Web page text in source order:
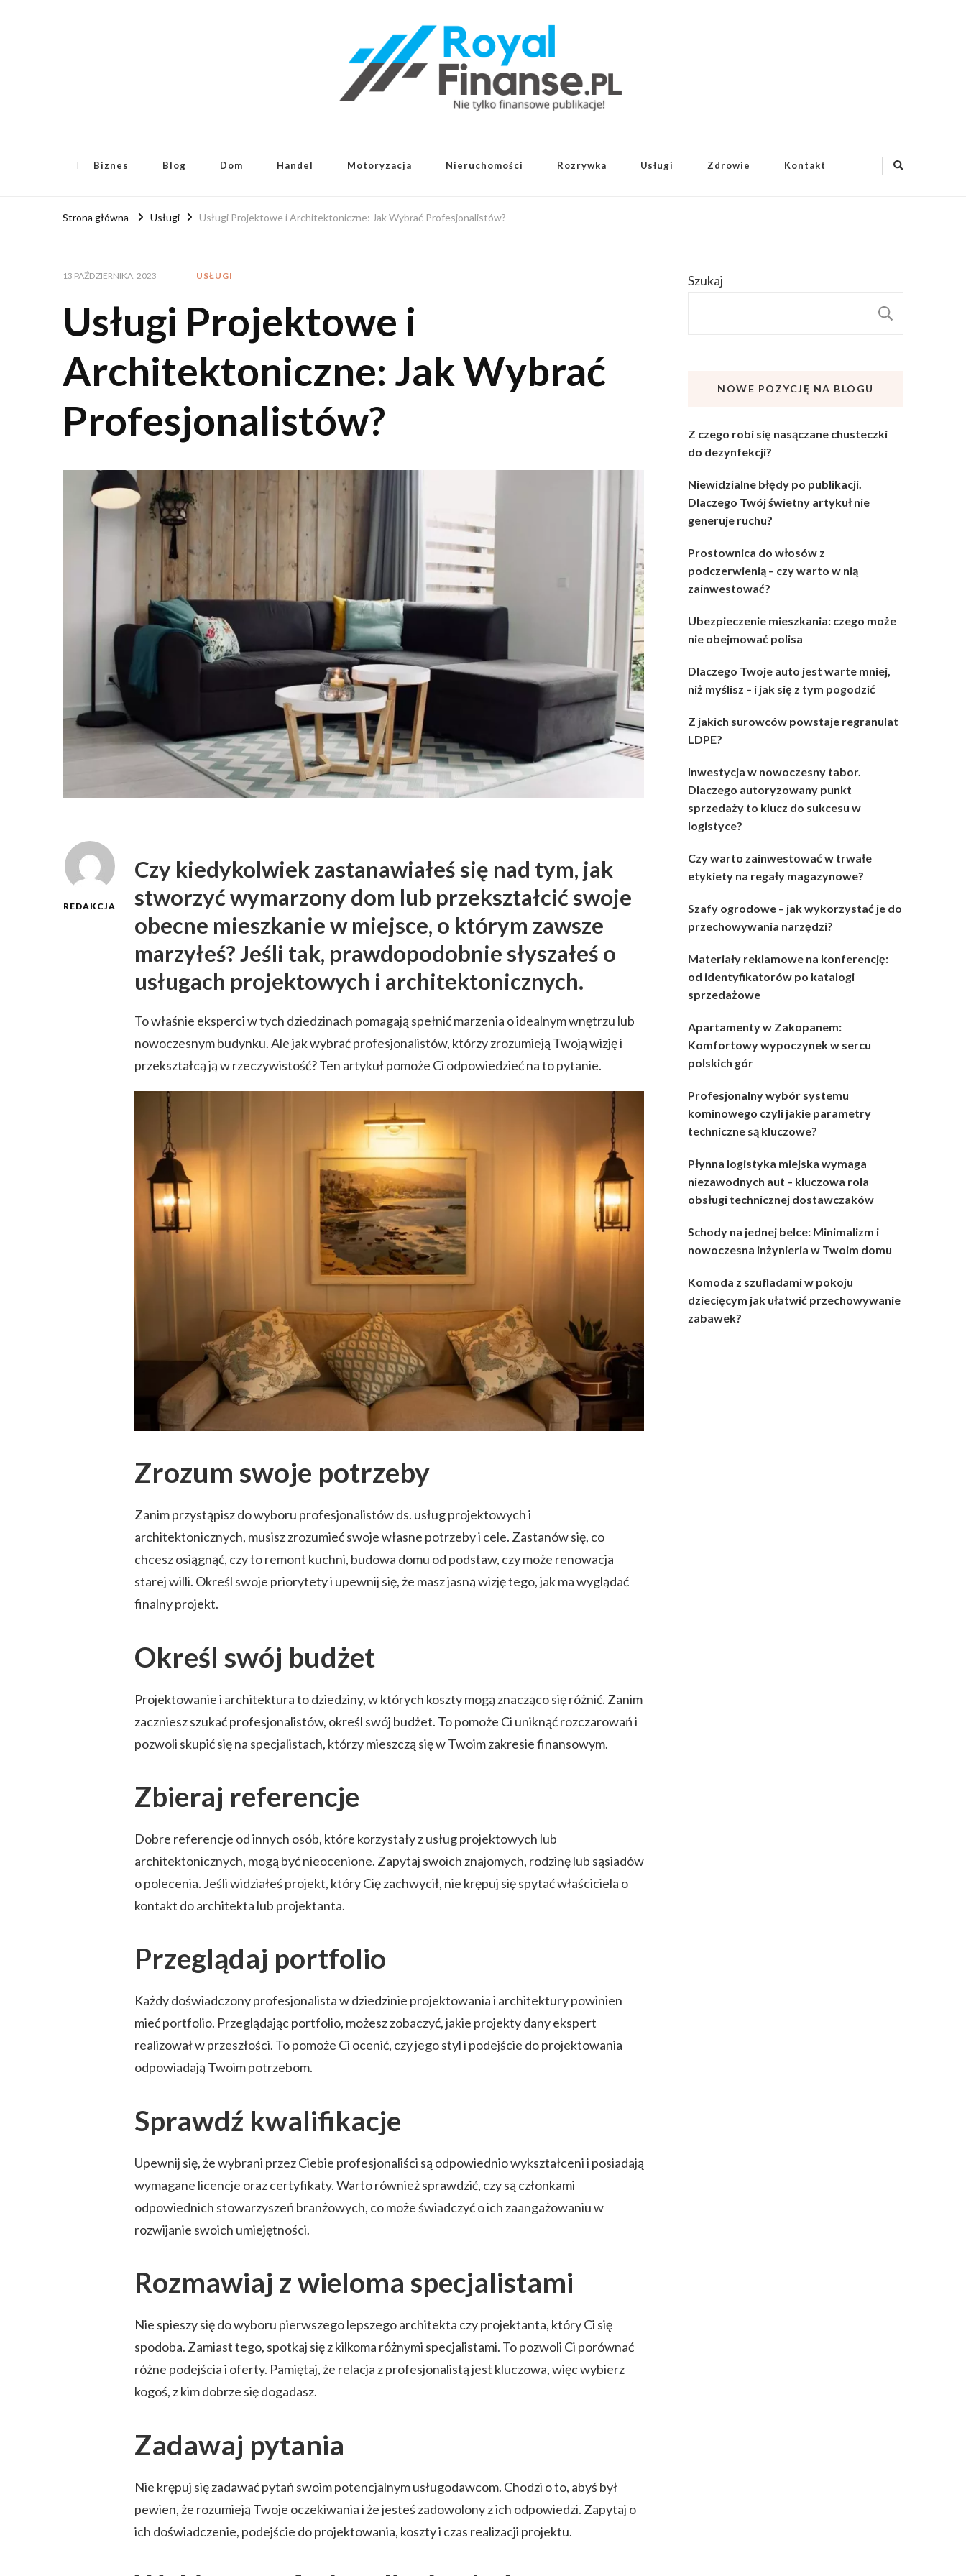
Biznes Blog Dom Handel Motoryzacja Nieruchomości Rozrywka Usługi Zdrowie Kontakt
Strona główna Usługi Usługi Projektowe i Architektoniczne: Jak Wybrać Profesjonalistów?
13 PAŹDZIERNIKA, 2023 USŁUGI
Usługi Projektowe i
Architektoniczne: Jak Wybrać
Profesjonalistów?
REDAKCJA
Czy kiedykolwiek zastanawiałeś się nad tym, jak
stworzyć wymarzony dom lub przekształcić swoje
obecne mieszkanie w miejsce, o którym zawsze
marzyłeś? Jeśli tak, prawdopodobnie słyszałeś o
usługach projektowych i architektonicznych.
To właśnie eksperci w tych dziedzinach pomagają spełnić marzenia o idealnym wnętrzu lub
nowoczesnym budynku. Ale jak wybrać profesjonalistów, którzy zrozumieją Twoją wizję i
przekształcą ją w rzeczywistość? Ten artykuł pomoże Ci odpowiedzieć na to pytanie.
Zrozum swoje potrzeby
Zanim przystąpisz do wyboru profesjonalistów ds. usług projektowych i
architektonicznych, musisz zrozumieć swoje własne potrzeby i cele. Zastanów się, co
chcesz osiągnąć, czy to remont kuchni, budowa domu od podstaw, czy może renowacja
starej willi. Określ swoje priorytety i upewnij się, że masz jasną wizję tego, jak ma wyglądać
finalny projekt.
Określ swój budżet
Projektowanie i architektura to dziedziny, w których koszty mogą znacząco się różnić. Zanim
zaczniesz szukać profesjonalistów, określ swój budżet. To pomoże Ci uniknąć rozczarowań i
pozwoli skupić się na specjalistach, którzy mieszczą się w Twoim zakresie finansowym.
Zbieraj referencje
Dobre referencje od innych osób, które korzystały z usług projektowych lub
architektonicznych, mogą być nieocenione. Zapytaj swoich znajomych, rodzinę lub sąsiadów
o polecenia. Jeśli widziałeś projekt, który Cię zachwycił, nie krępuj się spytać właściciela o
kontakt do architekta lub projektanta.
Przeglądaj portfolio
Każdy doświadczony profesjonalista w dziedzinie projektowania i architektury powinien
mieć portfolio. Przeglądając portfolio, możesz zobaczyć, jakie projekty dany ekspert
realizował w przeszłości. To pomoże Ci ocenić, czy jego styl i podejście do projektowania
odpowiadają Twoim potrzebom.
Sprawdź kwalifikacje
Upewnij się, że wybrani przez Ciebie profesjonaliści są odpowiednio wykształceni i posiadają
wymagane licencje oraz certyfikaty. Warto również sprawdzić, czy są członkami
odpowiednich stowarzyszeń branżowych, co może świadczyć o ich zaangażowaniu w
rozwijanie swoich umiejętności.
Rozmawiaj z wieloma specjalistami
Nie spieszy się do wyboru pierwszego lepszego architekta czy projektanta, który Ci się
spodoba. Zamiast tego, spotkaj się z kilkoma różnymi specjalistami. To pozwoli Ci porównać
różne podejścia i oferty. Pamiętaj, że relacja z profesjonalistą jest kluczowa, więc wybierz
kogoś, z kim dobrze się dogadasz.
Zadawaj pytania
Nie krępuj się zadawać pytań swoim potencjalnym usługodawcom. Chodzi o to, abyś był
pewien, że rozumieją Twoje oczekiwania i że jesteś zadowolony z ich odpowiedzi. Zapytaj o
ich doświadczenie, podejście do projektowania, koszty i czas realizacji projektu.
Szukaj
NOWE POZYCJĘ NA BLOGU
Z czego robi się nasączane chusteczki
do dezynfekcji?
Niewidzialne błędy po publikacji.
Dlaczego Twój świetny artykuł nie
generuje ruchu?
Prostownica do włosów z
podczerwienią – czy warto w nią
zainwestować?
Ubezpieczenie mieszkania: czego może
nie obejmować polisa
Dlaczego Twoje auto jest warte mniej,
niż myślisz – i jak się z tym pogodzić
Z jakich surowców powstaje regranulat
LDPE?
Inwestycja w nowoczesny tabor.
Dlaczego autoryzowany punkt
sprzedaży to klucz do sukcesu w
logistyce?
Czy warto zainwestować w trwałe
etykiety na regały magazynowe?
Szafy ogrodowe – jak wykorzystać je do
przechowywania narzędzi?
Materiały reklamowe na konferencję:
od identyfikatorów po katalogi
sprzedażowe
Apartamenty w Zakopanem:
Komfortowy wypoczynek w sercu
polskich gór
Profesjonalny wybór systemu
kominowego czyli jakie parametry
techniczne są kluczowe?
Płynna logistyka miejska wymaga
niezawodnych aut – kluczowa rola
obsługi technicznej dostawczaków
Schody na jednej belce: Minimalizm i
nowoczesna inżynieria w Twoim domu
Komoda z szufladami w pokoju
dziecięcym jak ułatwić przechowywanie
zabawek?